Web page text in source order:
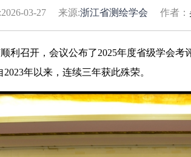
03-27 来源:浙江省测绘学会 作者：
利召开，会议公布了2025年度省级学会
年以来，连续三年获此殊荣。